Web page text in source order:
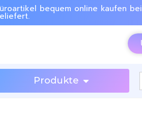
bequem online kaufen
Produkte